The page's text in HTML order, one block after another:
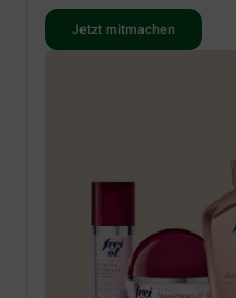
Jetzt mitmachen